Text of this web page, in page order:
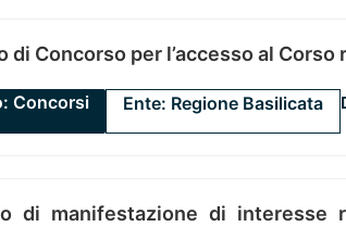
di Concorso per l’accesso al
Concorsi Ente: Regione Basilicata
di manifestazione di